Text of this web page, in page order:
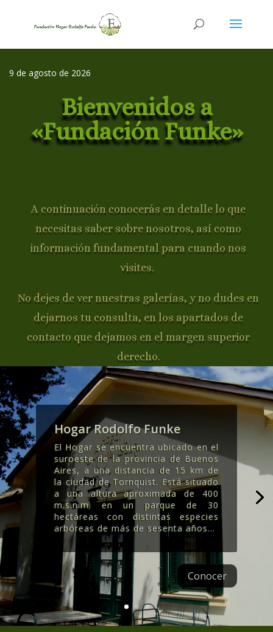
9 de agosto de 2026
Bienvenidos a
«Fundación Funke»
A continuación conocerás en detalle lo que
necesitas saber sobre nosotros, así como
información fundamental para cuando nos
visites.
No dejes de ver nuestras galerías, y no dudes en
dejarnos tu consulta, en los apartados de
contacto que dejamos en el margen superior
derecho.
Hogar Rodolfo Funke
El Hogar se encuentra ubicado en el
suroeste de la provincia de Buenos
Aires, a una distancia de 15 km de
la ciudad de Tornquist. Está situado
a una altura aproximada de 400
m.s.n.m. en un parque de 30
hectáreas con distintas especies
arbóreas de más de sesenta años...
Conocer